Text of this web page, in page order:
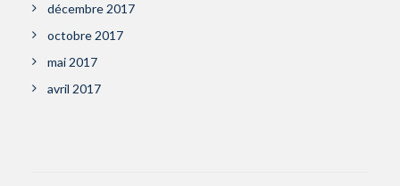
décembre 2017
octobre 2017
mai 2017
avril 2017